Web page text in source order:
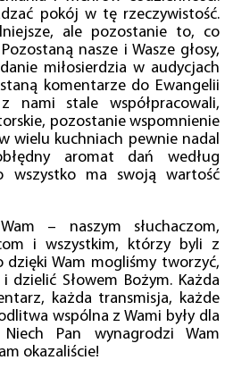
pokój w tę rzeczywistość.
ale pozostanie to, co
nasze i Wasze głosy,
miłosierdzia w audycjach
komentarze do Ewangelii
nami stale współpracowali,
pozostanie wspomnienie
wielu kuchniach pewnie nadal
aromat dań według
wszystko ma swoją wartość
– naszym słuchaczom,
i wszystkim, którzy byli z
dzięki Wam mogliśmy tworzyć,
dzielić Słowem Bożym. Każda
każda transmisja, każde
wspólna z Wami były dla
Pan wynagrodzi Wam
okazaliście!